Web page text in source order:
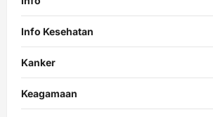
Info Kesehatan
Kanker
Keagamaan